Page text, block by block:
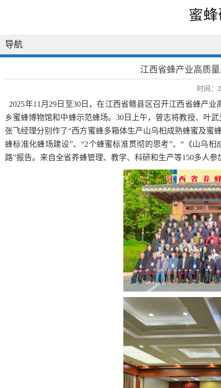
导航
江西省蜂产业高质
时间：
2025年11 月 29 日至30日，在江西省赣县区召开江西省蜂产
乡蜜蜂博物馆和中蜂示范蜂场。 30日上午，曾志将教授、叶
张飞经理分别作了“西方蜜蜂多箱体生产山乌桕成熟蜂蜜及蜜
蜂标准化蜂场建设”、“2个蜂蜜标准贯彻的思考”、“《山乌
路”报告。来自全省养蜂管理、教学、科研和生产等150多人参